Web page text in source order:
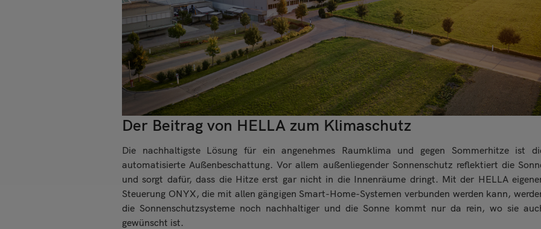
Der Beitrag von HELLA zum Klimaschutz
Die nachhaltigste Lösung für ein angenehmes Raumklima und gegen Sommerhitze ist
automatisierte Außenbeschattung. Vor allem außenliegender Sonnenschutz reflektiert die
und sorgt dafür, dass die Hitze erst gar nicht in die Innenräume dringt. Mit der HELLA
Steuerung ONYX, die mit allen gängigen Smart-Home-Systemen verbunden werden kann,
die Sonnenschutzsysteme noch nachhaltiger und die Sonne kommt nur da rein, wo sie
gewünscht ist.